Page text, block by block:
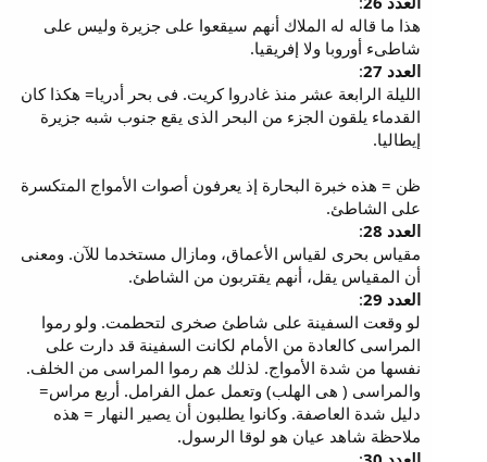
هذا ما قاله له الملاك أنهم سيقعوا على جزيرة وليس على
شاطىء أوروبا ولا إفريقيا.
العدد 27
:
الليلة الرابعة عشر منذ غادروا كريت. فى بحر أدريا= هكذا كان
القدماء يلقون الجزء من البحر الذى يقع جنوب شبه جزيرة
إيطاليا.
ظن = هذه خبرة البحارة إذ يعرفون أصوات الأمواج المتكسرة
على الشاطئ.
العدد 28
:
مقياس بحرى لقياس الأعماق، ومازال مستخدما للآن. ومعنى
أن المقياس يقل، أنهم يقتربون من الشاطئ.
العدد 29
:
لو وقعت السفينة على شاطئ صخرى لتحطمت. ولو رموا
المراسى كالعادة من الأمام لكانت السفينة قد دارت على
نفسها من شدة الأمواج. لذلك هم رموا المراسى من الخلف.
والمراسى ( هى الهلب) وتعمل عمل الفرامل. أربع مراس=
دليل شدة العاصفة. وكانوا يطلبون أن يصير النهار = هذه
ملاحظة شاهد عيان هو لوقا الرسول.